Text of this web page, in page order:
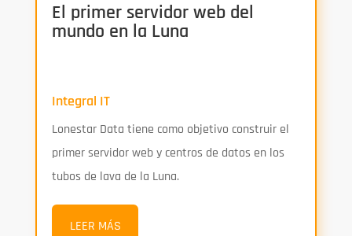
El primer servidor web del
mundo en la Luna
Integral IT
Lonestar Data tiene como objetivo construir el
primer servidor web y centros de datos en los
tubos de lava de la Luna.
LEER MÁS